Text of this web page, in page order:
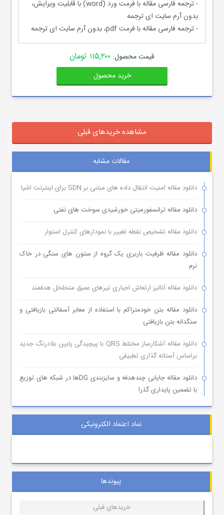
- ترجمه فارسی مقاله با فرمت ورد (word) با قابلیت ویرایش،
بدون آرم سایت ای ترجمه
- ترجمه فارسی مقاله با فرمت pdf، بدون آرم سایت ای ترجمه
قیمت محصول: ۱۱۵,۲۰۰ تومان
خرید محصول
مشاهده خریدهای قبلی
مقالات مشابه
دانلود مقاله امنیت انتقال داده های مبتنی بر SDN برای اینترنت اشیا
دانلود مقاله ترانسفورمیتی خورشیدی سوخت های نفتی
دانلود مقاله تشخیص نقطه تغییر با نمودارهای کنترل استوار
دانلود مقاله ظرفیت باربری یک گروه از ستون های سنگی در خاک
نرم
دانلود مقاله آنالیز ارتعاش اجباری تیرهای عمیق متخلخل هدفمند
دانلود مقاله بتن خودمتراکم با استفاده از معابر آسفالتی بازیافتی و
سنگدانه بتن بازیافتی
دانلود مقاله آشکارساز مختلط QRS با پیچیدگی پایین بلادرنگ جدید
براساس آستانه گذاری تطبیقی
دانلود مقاله جایابی چندهدفه و سایزبندی DGها در شبکه های توزیع
با تضمین پایداری گذرا
نماد اعتماد الکترونیکی
پیوندها
خریدهای قبلی